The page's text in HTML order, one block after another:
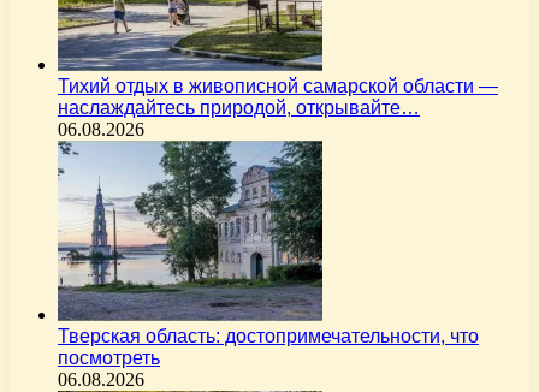
Тихий отдых в живописной самарской области —
наслаждайтесь природой, открывайте…
06.08.2026
Тверская область: достопримечательности, что
посмотреть
06.08.2026